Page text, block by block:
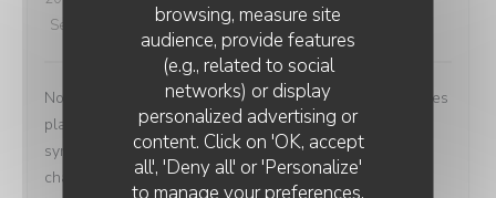
browsing, measure site
audience, provide features
(e.g., related to social
networks) or display
personalized advertising or
content. Click on 'OK, accept
all', 'Deny all' or 'Personalize'
to manage your preferences.
Service
Ambiance: 5 /5 Food: 5/5 Value
Nous recommandons ce restaurant les yeux fermés !!! Les
plats sont excellents et l’accueil extrêmement
sympathique. On se sent très bien et on y revient à
chaque fois avec grand plaisir. Encore merci pour cette